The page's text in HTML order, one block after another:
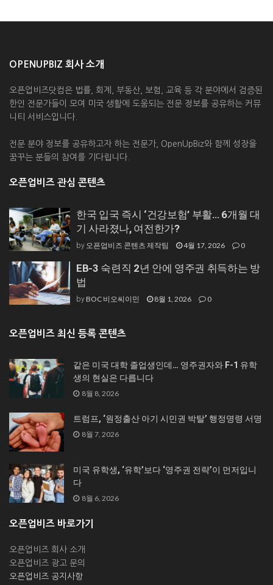
OPENUPBIZ 회사 소개
오픈업비즈닷컴은 법률, 회계, 부동산, 보험, 교육 등 각 분야에서 검증된
한인 전문가들이 모여 미국 생활에 도움되는 전문 정보를 공유하는 커뮤
니티 서비스입니다.
전문 분야 정보를 공유하고자 하는 전문가, OpenUpBiz와 함께 성장을
꿈꾸는 분들의 참여를 기다립니다.
오픈업비즈 관심 콘텐츠
한국 입국 즉시 ‘건강보험’ 부활… 6개월 대
기 사라졌나, 여전한가?
by 오픈업비즈 콘텐츠 제작팀 4월 17, 2026 0
EB-3 숙련직 2년 안에 영주권 취득하는 방
법
byBOC 비오씨이민 8월 1, 2026 0
오픈업비즈 최신 등록 콘텐츠
같은 미국 대학 졸업생인데… 영주권자와 F-1 유학
생의 현실은 다릅니다
8월 8, 2026
트럼프, ‘원정출산 아기 시민권 박탈’ 행정명령 서명
8월 7, 2026
미국 유학생, ‘유학’보다 ‘영주권 전략’이 먼저입니
다
8월 6, 2026
오픈업비즈 바로가기
오픈업비즈 회사 소개
오픈업비즈 광고 문의
오픈업비즈 공지사항